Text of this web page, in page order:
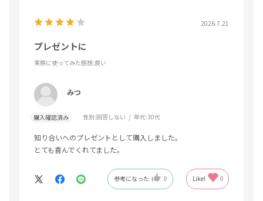
2026.7.21
プレゼントに
実際に使ってみた感想:良い
みつ
購入確認済み 性別:回答しない 年代:30代
知り合いへのプレゼントとして購入しました。
とても喜んでくれてました。
参考になった 0 Like! 0